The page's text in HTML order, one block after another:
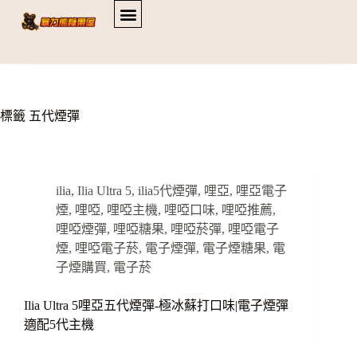
標籤 五代煙彈
ilia, Ilia Ultra 5, ilia5代煙彈, 哩亞, 哩亞電子
煙, 哩啞, 哩啞主機, 哩啞口味, 哩啞推薦,
哩啞煙彈, 哩啞糖果, 哩啞菸彈, 哩啞電子
煙, 哩啞電子菸, 電子煙彈, 電子煙糖果, 電
子煙購買, 電子菸
Ilia Ultra 5哩亞五代煙彈-極冰蘇打口味|電子煙彈
適配5代主機